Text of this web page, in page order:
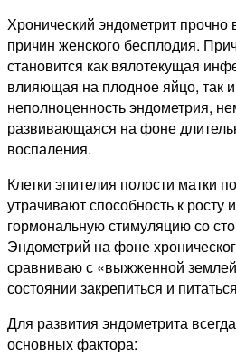
Хронический эндометрит прочно
причин женского бесплодия.
становится как вялотекущая
влияющая на плодное яйцо, так и
неполноценность эндометрия,
развивающаяся на фоне
воспаления.
Клетки эпителия полости матки
утрачивают способность к росту
гормональную стимуляцию со
Эндометрий на фоне
сравниваю с «выжженной
состоянии закрепиться и
Для развития эндометрита
основных фактора: